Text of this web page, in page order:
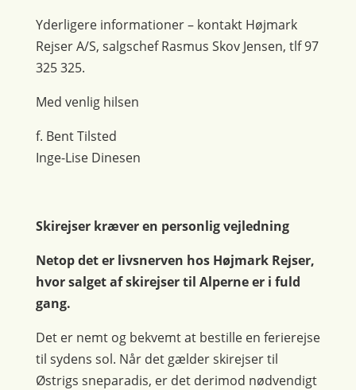
Yderligere informationer – kontakt Højmark
Rejser A/S, salgschef Rasmus Skov Jensen, tlf 97
325 325.
Med venlig hilsen
f. Bent Tilsted
Inge-Lise Dinesen
Skirejser kræver en personlig vejledning
Netop det er livsnerven hos Højmark Rejser,
hvor salget af skirejser til Alperne er i fuld
gang.
Det er nemt og bekvemt at bestille en ferierejse
til sydens sol. Når det gælder skirejser til
Østrigs sneparadis, er det derimod nødvendigt